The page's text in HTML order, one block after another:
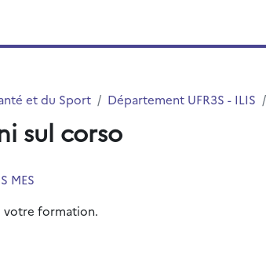
et du Sport Département UFR3S - ILIS
sul corso
MES
votre formation.